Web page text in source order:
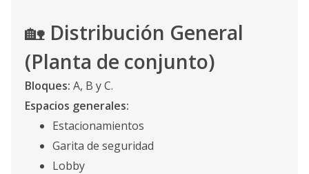
🏡 Distribución General
(Planta de conjunto)
Bloques: A, B y C.
Espacios generales:
Estacionamientos
Garita de seguridad
Lobby